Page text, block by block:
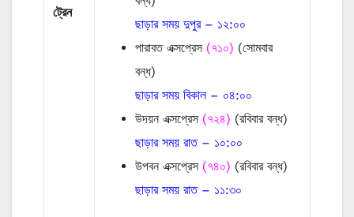
ট্রেন
ছাড়ার সময় দুপুর – ১২:০০
পারাবত এক্সপ্রেস (৭১০) (সোমবার
বন্ধ)
ছাড়ার সময় বিকাল – ০৪:০০
উদয়ন এক্সপ্রেস (৭২৪) (রবিবার বন্ধ)
ছাড়ার সময় রাত – ১০:০০
উপবন এক্সপ্রেস (৭৪০) (রবিবার বন্ধ)
ছাড়ার সময় রাত – ১১:৩০